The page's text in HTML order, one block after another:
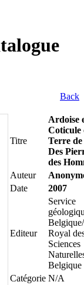
Back
Titre
Ardoise
Coticule
Terre de
Des
des
Auteur
Date
2007
Editeur
Service
Royal
Sciences
Belgique
Catégorie N/A